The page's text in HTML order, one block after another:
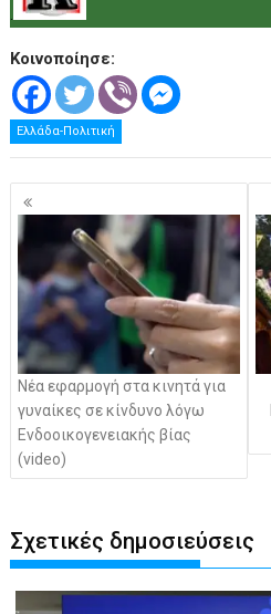
Κοινοποίησε:
Ελλάδα-Πολιτική
Πλοήγηση
άρθρων
Νέα εφαρμογή στα κινητά για
γυναίκες σε κίνδυνο λόγω
Ενδοοικογενειακής βίας
(video)
Σχετικές δημοσιεύσεις